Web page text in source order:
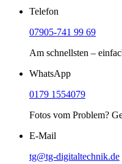
Telefon
07905-741 99 69
Am schnellsten –
WhatsApp
0179 1554079
Fotos vom Problem?
E-Mail
tg@tg-digitaltechnik.de